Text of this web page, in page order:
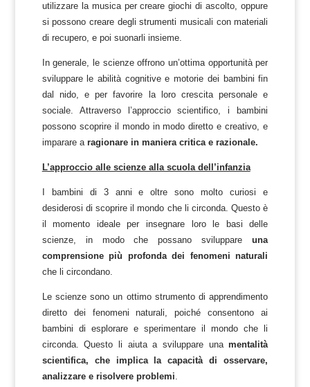
utilizzare la musica per creare giochi di ascolto, oppure
si possono creare degli strumenti musicali con materiali
di recupero, e poi suonarli insieme.
In generale, le scienze offrono un’ottima opportunità per
sviluppare le abilità cognitive e motorie dei bambini fin
dal nido, e per favorire la loro crescita personale e
sociale. Attraverso l’approccio scientifico, i bambini
possono scoprire il mondo in modo diretto e creativo, e
imparare a ragionare in maniera critica e razionale.
L’approccio alle scienze alla scuola dell’infanzia
I bambini di 3 anni e oltre sono molto curiosi e
desiderosi di scoprire il mondo che li circonda. Questo è
il momento ideale per insegnare loro le basi delle
scienze, in modo che possano sviluppareuna
comprensione più profonda dei fenomeni naturali
che li circondano.
Le scienze sono un ottimo strumento di apprendimento
diretto dei fenomeni naturali, poiché consentono ai
bambini di esplorare e sperimentare il mondo che li
circonda. Questo li aiuta a sviluppare unamentalità
scientifica, che implica la capacità di osservare,
analizzare e risolvere problemi.